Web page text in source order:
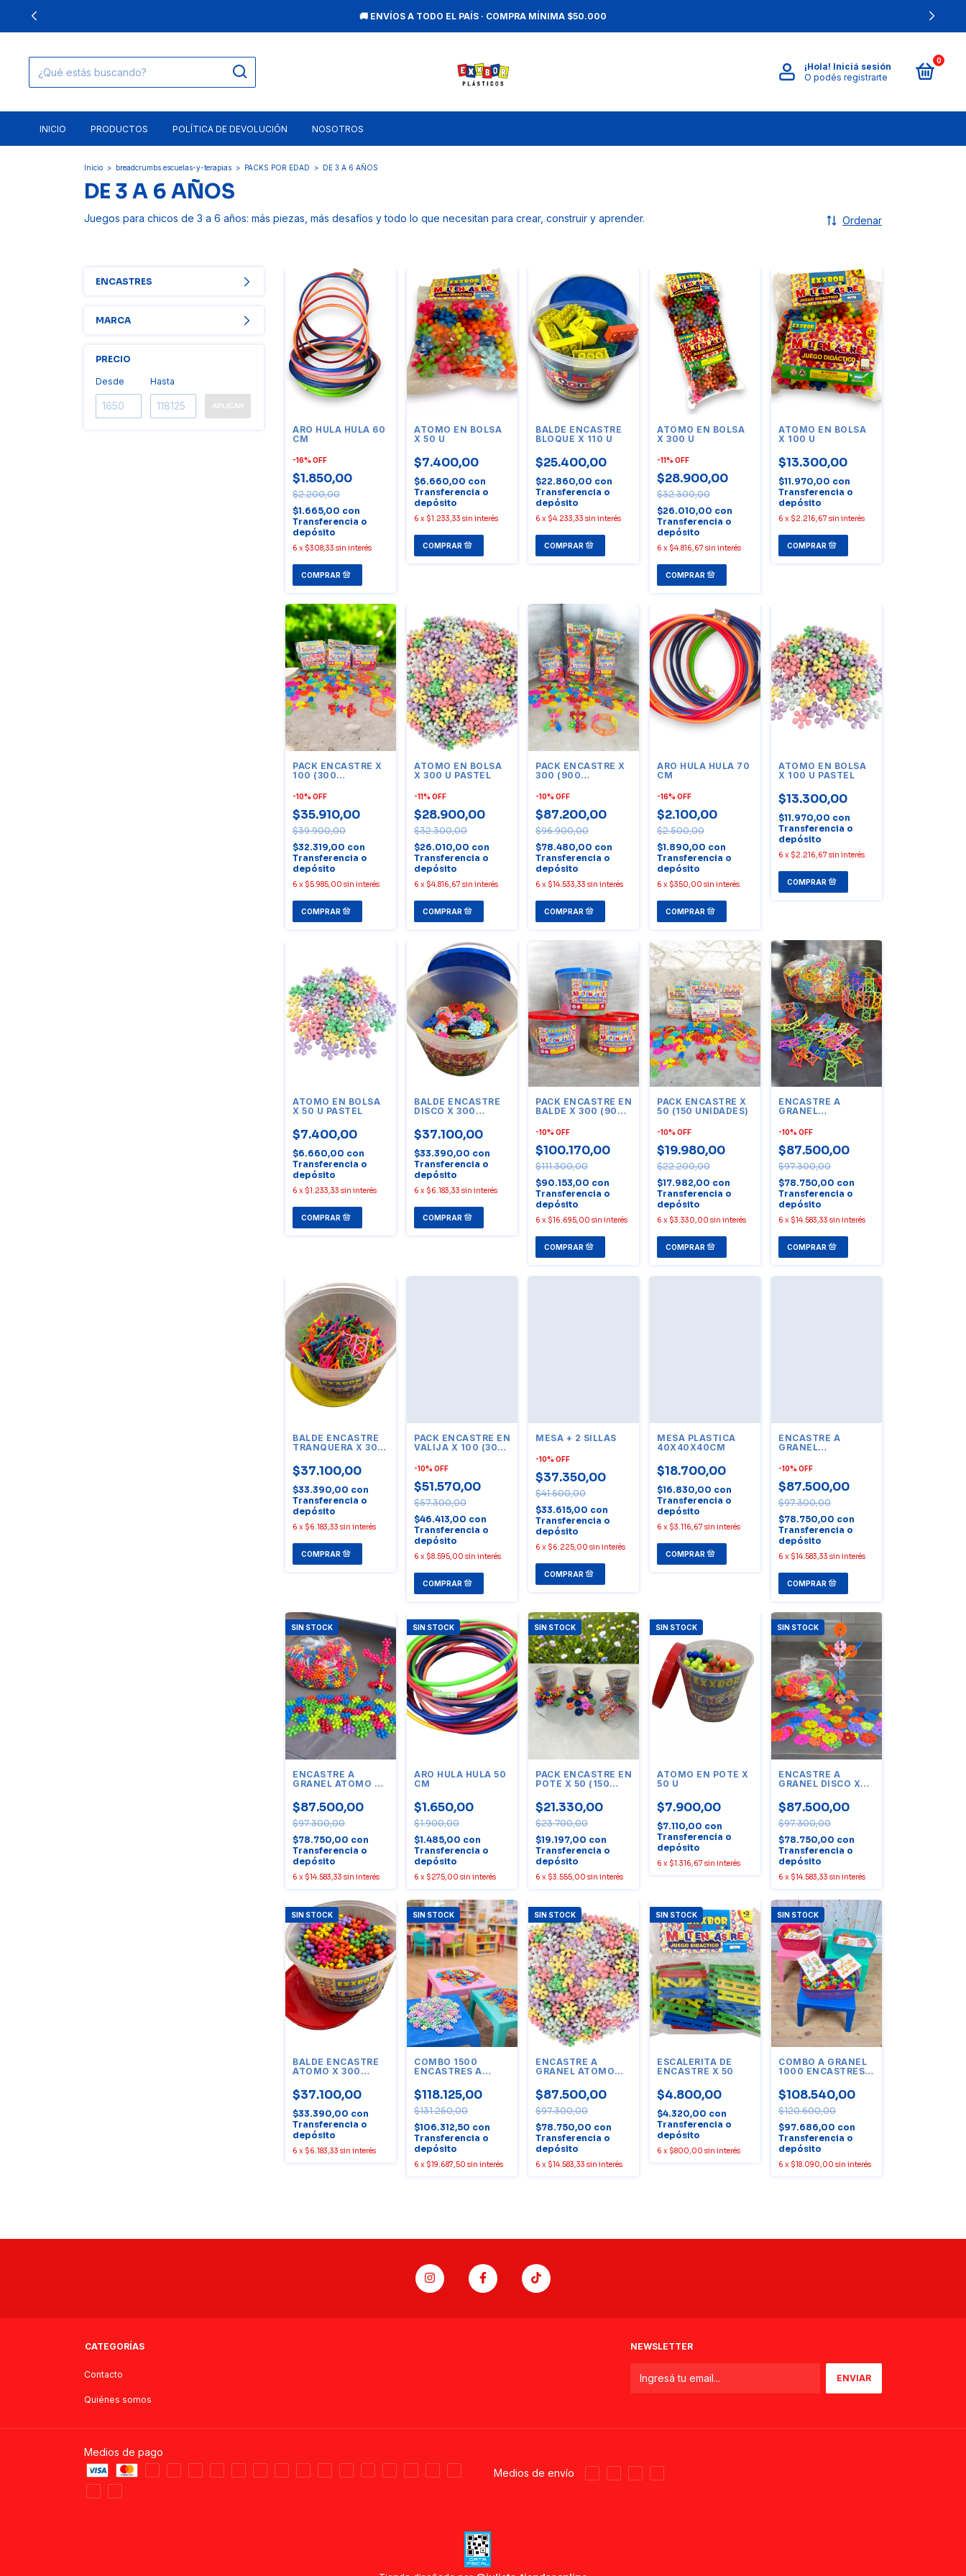
🚚 ENVÍOS A TODO EL PAÍS · COMPRA MÍNIMA $50.000
¡Hola! Iniciá sesión
O podés registrarte
0
INICIO PRODUCTOS POLÍTICA DE DEVOLUCIÓN NOSOTROS
Inicio > breadcrumbs.escuelas-y-terapias > PACKS POR EDAD > DE 3 A 6 AÑOS
DE 3 A 6 AÑOS
Juegos para chicos de 3 a 6 años: más piezas, más desafíos y todo lo que necesitan para crear, construir y aprender. Ordenar
ENCASTRES
MARCA
PRECIO
Desde Hasta
APLICAR
ARO HULA HULA 60
CM
-16% OFF
$1.850,00
$2.200,00
$1.665,00 con
Transferencia o
depósito
6 x $308,33 sin interés
ATOMO EN BOLSA
X 50 U
$7.400,00
$6.660,00 con
Transferencia o
depósito
6 x $1.233,33 sin interés
BALDE ENCASTRE
BLOQUE X 110 U
$25.400,00
$22.860,00 con
Transferencia o
depósito
6 x $4.233,33 sin interés
ATOMO EN BOLSA
X 300 U
-11% OFF
$28.900,00
$32.300,00
$26.010,00 con
Transferencia o
depósito
6 x $4.816,67 sin interés
ATOMO EN BOLSA
X 100 U
$13.300,00
$11.970,00 con
Transferencia o
depósito
6 x $2.216,67 sin interés
PACK ENCASTRE X
100 (300
-10% OFF
$35.910,00
$39.900,00
$32.319,00 con
Transferencia o
depósito
6 x $5.985,00 sin interés
ATOMO EN BOLSA
X 300 U PASTEL
-11% OFF
$28.900,00
$32.300,00
$26.010,00 con
Transferencia o
depósito
6 x $4.816,67 sin interés
PACK ENCASTRE X
300 (900
-10% OFF
$87.200,00
$96.900,00
$78.480,00 con
Transferencia o
depósito
6 x $14.533,33 sin interés
ARO HULA HULA 70
CM
-16% OFF
$2.100,00
$2.500,00
$1.890,00 con
Transferencia o
depósito
6 x $350,00 sin interés
ATOMO EN BOLSA
X 100 U PASTEL
$13.300,00
$11.970,00 con
Transferencia o
depósito
6 x $2.216,67 sin interés
ATOMO EN BOLSA
X 50 U PASTEL
$7.400,00
$6.660,00 con
Transferencia o
depósito
6 x $1.233,33 sin interés
BALDE ENCASTRE
DISCO X 300
$37.100,00
$33.390,00 con
Transferencia o
depósito
6 x $6.183,33 sin interés
PACK ENCASTRE EN
BALDE X 300 (900
-10% OFF
$100.170,00
$111.300,00
$90.153,00 con
Transferencia o
depósito
6 x $16.695,00 sin interés
PACK ENCASTRE X
50 (150 UNIDADES)
-10% OFF
$19.980,00
$22.200,00
$17.982,00 con
Transferencia o
depósito
6 x $3.330,00 sin interés
ENCASTRE A
GRANEL
1000 UNIDADES
-10% OFF
$87.500,00
$97.300,00
$78.750,00 con
Transferencia o
depósito
6 x $14.583,33 sin interés
BALDE ENCASTRE
TRANQUERA X 300
$37.100,00
$33.390,00 con
Transferencia o
depósito
6 x $6.183,33 sin interés
PACK ENCASTRE EN
VALIJA X 100 (300
-10% OFF
$51.570,00
$57.300,00
$46.413,00 con
Transferencia o
depósito
6 x $8.595,00 sin interés
MESA + 2 SILLAS
-10% OFF
$37.350,00
$41.500,00
$33.615,00 con
Transferencia o
depósito
6 x $6.225,00 sin interés
MESA PLÁSTICA
40X40X40CM
$18.700,00
$16.830,00 con
Transferencia o
depósito
6 x $3.116,67 sin interés
ENCASTRE A
GRANEL
PASTEL X 1000
-10% OFF
$87.500,00
$97.300,00
$78.750,00 con
Transferencia o
depósito
6 x $14.583,33 sin interés
SIN STOCK
ENCASTRE A
GRANEL ATOMO X
$87.500,00
$97.300,00
$78.750,00 con
Transferencia o
depósito
6 x $14.583,33 sin interés
SIN STOCK
ARO HULA HULA 50
CM
$1.650,00
$1.900,00
$1.485,00 con
Transferencia o
depósito
6 x $275,00 sin interés
SIN STOCK
PACK ENCASTRE EN
POTE X 50 (150
$21.330,00
$23.700,00
$19.197,00 con
Transferencia o
depósito
6 x $3.555,00 sin interés
SIN STOCK
ATOMO EN POTE X
50 U
$7.900,00
$7.110,00 con
Transferencia o
depósito
6 x $1.316,67 sin interés
SIN STOCK
ENCASTRE A
GRANEL DISCO X
$87.500,00
$97.300,00
$78.750,00 con
Transferencia o
depósito
6 x $14.583,33 sin interés
SIN STOCK
BALDE ENCASTRE
ATOMO X 300
$37.100,00
$33.390,00 con
Transferencia o
depósito
6 x $6.183,33 sin interés
SIN STOCK
COMBO 1500
ENCASTRES A
$118.125,00
$131.250,00
$106.312,50 con
Transferencia o
depósito
6 x $19.687,50 sin interés
SIN STOCK
ENCASTRE A
GRANEL ATOMO
UNIDADES
$87.500,00
$97.300,00
$78.750,00 con
Transferencia o
depósito
6 x $14.583,33 sin interés
SIN STOCK
ESCALERITA DE
ENCASTRE X 50
$4.800,00
$4.320,00 con
Transferencia o
depósito
6 x $800,00 sin interés
SIN STOCK
COMBO A GRANEL
1000 ENCASTRES
$108.540,00
$120.600,00
$97.686,00 con
Transferencia o
depósito
6 x $18.090,00 sin interés
CATEGORÍAS
Contacto
Quiénes somos
NEWSLETTER
Medios de pago
Medios de envío